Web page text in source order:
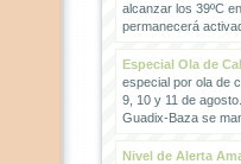
alcanzar los 39ºC
permanecerá
Especial Ola de
especial por ola de
9, 10 y 11 de
Guadix-Baza se
Nivel de Alerta